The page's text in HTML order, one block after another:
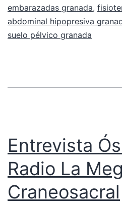
embarazadas granada,
abdominal hipopresiva
suelo pélvico granada
Entrevista
Radio La
Craneosacral